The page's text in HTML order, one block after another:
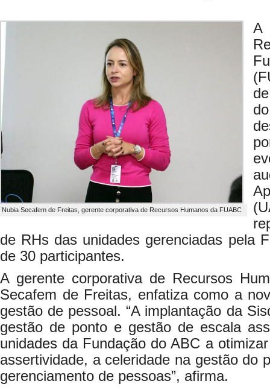
Nubia Secafem de Freitas, gerente corporativa de Recursos Humanos da FUABC
A
de RHs das unidades gerenciadas pela
de 30 participantes.
A gerente corporativa de Recursos
Secafem de Freitas, enfatiza como a
gestão de pessoal. “A implantação da
gestão de ponto e gestão de escala
unidades da Fundação do ABC a
assertividade, a celeridade na gestão do
gerenciamento de pessoas”, afirma.